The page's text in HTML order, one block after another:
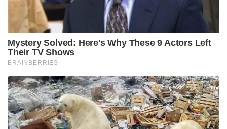
Mystery Solved: Here's Why These 9 Actors Left
Their TV Shows
BRAINBERRIES